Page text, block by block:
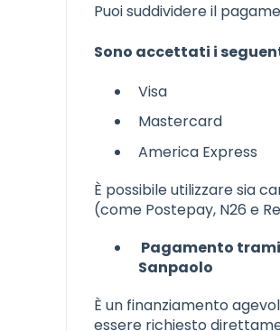
Puoi suddividere il
Sono accettati i
Visa
Mastercard
America Express
È possibile utilizzare sia
(come Postepay, N26 e
Pagamento
Sanpaolo
È un finanziamento
essere richiesto